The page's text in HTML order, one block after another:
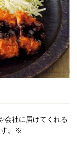
会社に届けてくれる
す。※